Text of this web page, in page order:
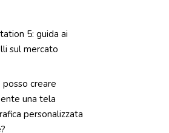
5: guida ai
sul mercato
posso creare
una tela
personalizzata